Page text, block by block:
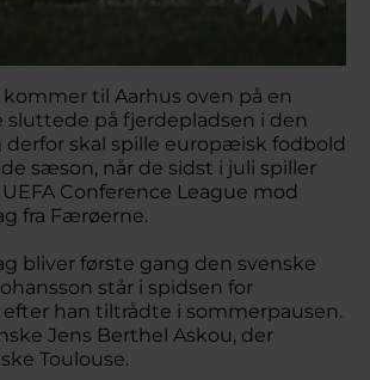
til Aarhus oven på en
sluttede på fjerdepladsen i den
derfor skal spille europæisk fodbold
sæson, når de sidst i juli spiller
Conference League mod
fra Færøerne.
bliver første gang den svenske
står i spidsen for
efter han tiltrådte i sommerpausen.
Jens Berthel Askou, der
Toulouse.